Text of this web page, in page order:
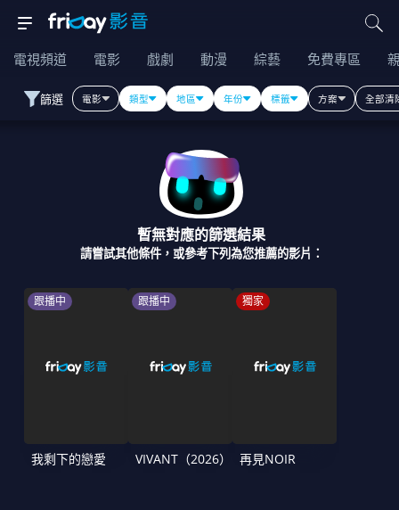
電視頻道 電影 戲劇 動漫 綜藝 免費專區
篩選 電影 類型 地區 年份 標籤 方案 全部清
暫無對應的篩選結果
請嘗試其他條件，或參考下列為您推薦的影片：
跟播中
我剩下的戀愛
跟播中
VIVANT（2026）
獨家
再見NOIR